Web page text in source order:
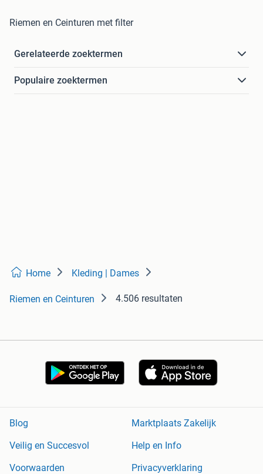
Riemen en Ceinturen met filter
Gerelateerde zoektermen
Populaire zoektermen
Home Kleding | Dames
Riemen en Ceinturen 4.506 resultaten
Blog
Marktplaats Zakelijk
Veilig en Succesvol
Help en Info
Voorwaarden
Privacyverklaring